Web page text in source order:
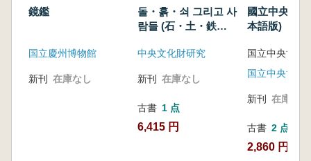
鏡鑑
国立慶州博物館
新刊 在庫なし
돌・흙・쇠 그리고 사
람들 (石・土・鉄そ
STONE・EARTH・
中央文化財研究
新刊 在庫なし
古書 1 点
6,415 円
國立中央博
本語版)
国立中央博物
新刊 在庫なし
古書 2 点
2,860 円~